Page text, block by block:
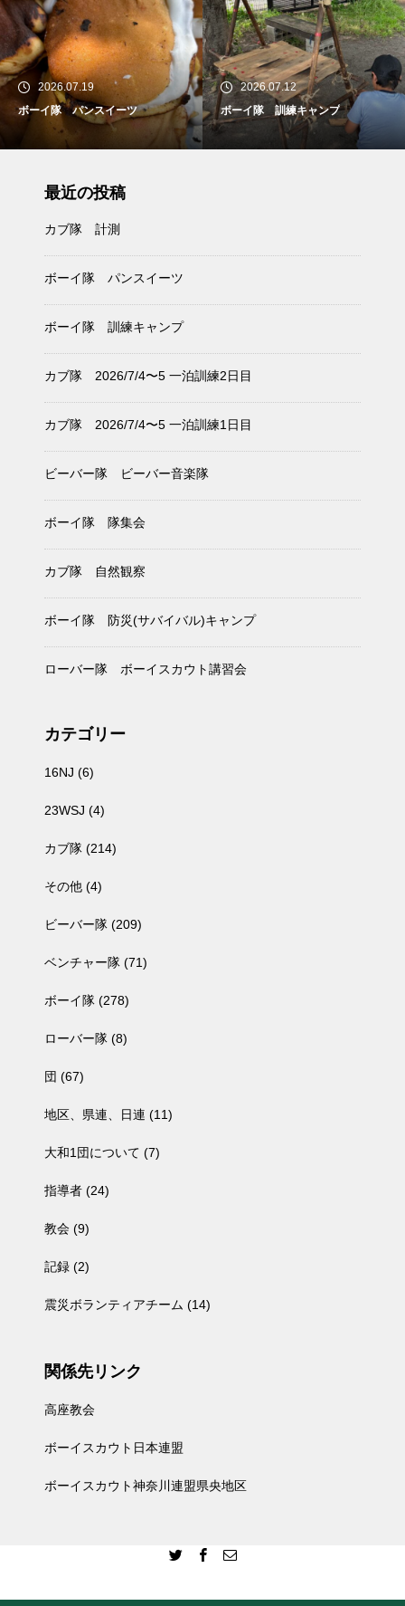
2026.07.19
ボーイ隊 パンスイーツ
2026.07.12
ボーイ隊 訓練キャンプ
最近の投稿
カブ隊 計測
ボーイ隊 パンスイーツ
ボーイ隊 訓練キャンプ
カブ隊 2026/7/4〜5 一泊訓練2日目
カブ隊 2026/7/4〜5 一泊訓練1日目
ビーバー隊 ビーバー音楽隊
ボーイ隊 隊集会
カブ隊 自然観察
ボーイ隊 防災(サバイバル)キャンプ
ローバー隊 ボーイスカウト講習会
カテゴリー
16NJ (6)
23WSJ (4)
カブ隊 (214)
その他 (4)
ビーバー隊 (209)
ベンチャー隊 (71)
ボーイ隊 (278)
ローバー隊 (8)
団 (67)
地区、県連、日連 (11)
大和1団について (7)
指導者 (24)
教会 (9)
記録 (2)
震災ボランティアチーム (14)
関係先リンク
高座教会
ボーイスカウト日本連盟
ボーイスカウト神奈川連盟県央地区